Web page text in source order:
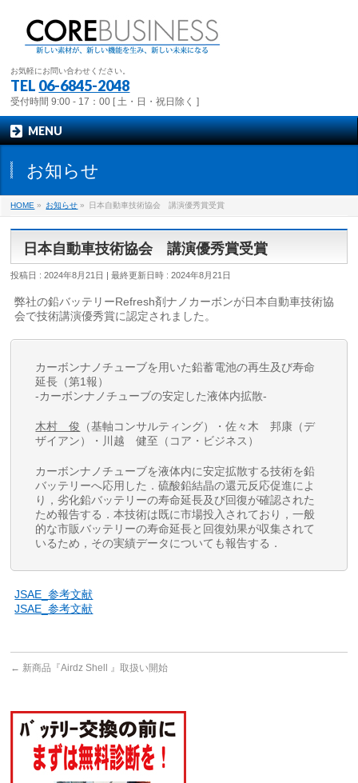
お気軽にお問い合わせください。
TEL 06-6845-2048
受付時間 9:00 - 17：00 [ 土・日・祝日除く ]
MENU
お知らせ
HOME » お知らせ » 日本自動車技術協会 講演優秀賞受賞
日本自動車技術協会 講演優秀賞受賞
投稿日 : 2024年8月21日 最終更新日時 : 2024年8月21日
弊社の鉛バッテリーRefresh剤ナノカーボンが日本自動車技術協
会で技術講演優秀賞に認定されました。
カーボンナノチューブを用いた鉛蓄電池の再生及び寿命
延長（第1報）
-カーボンナノチューブの安定した液体内拡散-
木村 俊 （基軸コンサルティング）・佐々木 邦康（デ
ザイアン）・川越 健至（コア・ビジネス）
カーボンナノチューブを液体内に安定拡散する技術を鉛
バッテリーへ応用した．硫酸鉛結晶の還元反応促進によ
り，劣化鉛バッテリーの寿命延長及び回復が確認された
ため報告する．本技術は既に市場投入されており，一般
的な市販バッテリーの寿命延長と回復効果が収集されて
いるため，その実績データについても報告する．
JSAE_参考文献
JSAE_参考文献
← 新商品『Airdz Shell 』取扱い開始